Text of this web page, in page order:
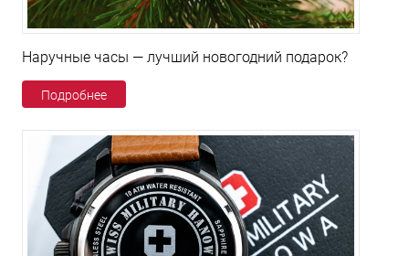
Наручные часы — лучший новогодний подарок?
Подробнее